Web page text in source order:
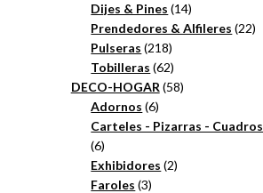
Dijes & Pines 1414
productos
Prendedores & Alfileres 2222
Pulseras 218218
productos
Tobilleras 6262
productos
DECO-HOGAR 5858
Adornos 66
productos
Carteles - Pizarras - Cuadros
66
productos
Exhibidores 22
Faroles 33